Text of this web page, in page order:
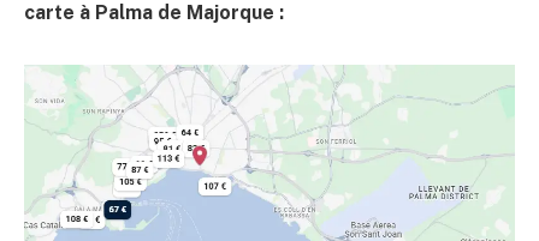
carte à Palma de Majorque :